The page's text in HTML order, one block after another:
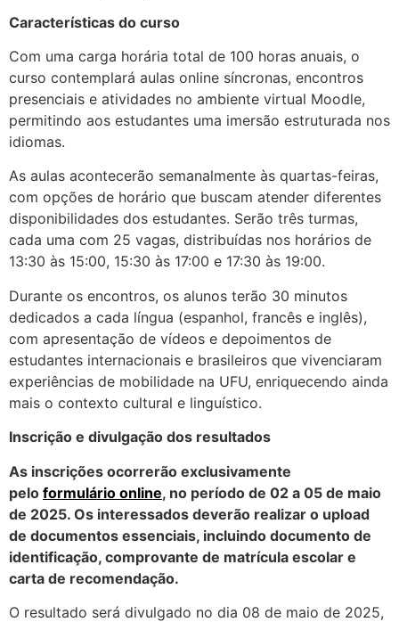
Características do curso
Com uma carga horária total de 100 horas anuais, o
curso contemplará aulas online síncronas, encontros
presenciais e atividades no ambiente virtual Moodle,
permitindo aos estudantes uma imersão estruturada nos
idiomas.
As aulas acontecerão semanalmente às quartas-feiras,
com opções de horário que buscam atender diferentes
disponibilidades dos estudantes. Serão três turmas,
cada uma com 25 vagas, distribuídas nos horários de
13:30 às 15:00, 15:30 às 17:00 e 17:30 às 19:00.
Durante os encontros, os alunos terão 30 minutos
dedicados a cada língua (espanhol, francês e inglês),
com apresentação de vídeos e depoimentos de
estudantes internacionais e brasileiros que vivenciaram
experiências de mobilidade na UFU, enriquecendo ainda
mais o contexto cultural e linguístico.
Inscrição e divulgação dos resultados
As inscrições ocorrerão exclusivamente
pelo formulário online, no período de 02 a 05 de maio
de 2025. Os interessados deverão realizar o upload
de documentos essenciais, incluindo documento de
identificação, comprovante de matrícula escolar e
carta de recomendação.
O resultado será divulgado no dia 08 de maio de 2025,